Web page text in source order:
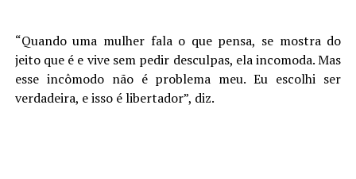
“Quando uma mulher fala o que pensa, se mostra do
jeito que é e vive sem pedir desculpas, ela incomoda. Mas
esse incômodo não é problema meu. Eu escolhi ser
verdadeira, e isso é libertador”, diz.